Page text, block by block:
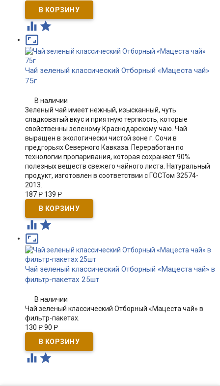
 

Чай зеленый классический Отборный «Мацеста чай»
75г
В наличии
Зеленый чай имеет нежный, изысканный, чуть
сладковатый вкус и приятную терпкость, которые
свойственны зеленому Краснодарскому чаю. Чай
выращен в экологически чистой зоне г. Сочи в
предгорьях Северного Кавказа. Переработан по
технологии пропаривания, которая сохраняет 90%
полезных веществ свежего чайного листа. Натуральный
продукт, изготовлен в соответствии с ГОСТом 32574-
2013.
187 Р 139 Р
 

Чай зеленый классический Отборный «Мацеста чай» в
фильтр-пакетах 25шт
В наличии
Чай зеленый классический Отборный «Мацеста чай» в
фильтр-пакетах.
130 Р 90 Р
 